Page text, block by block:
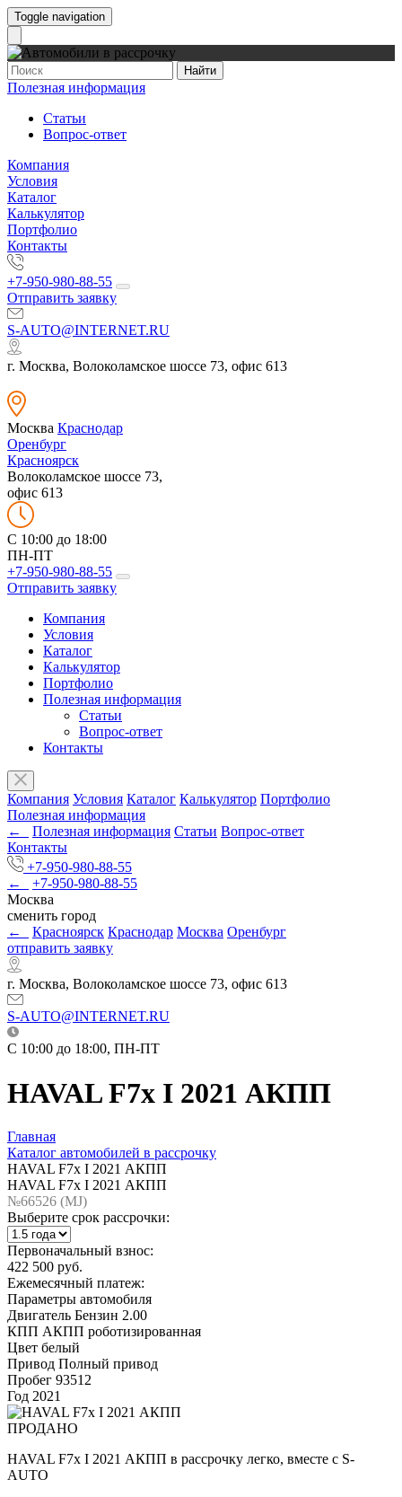
Toggle navigation
Найти
Полезная информация
Статьи
Вопрос-ответ
Компания
Условия
Каталог
Калькулятор
Портфолио
Контакты
+7-950-980-88-55
Отправить заявку
S-AUTO@INTERNET.RU
г. Москва, Волоколамское шоссе 73, офис 613
Москва Краснодар
Оренбург
Красноярск
Волоколамское шоссе 73,
офис 613
C 10:00 до 18:00
ПН-ПТ
+7-950-980-88-55
Отправить заявку
Компания
Условия
Каталог
Калькулятор
Портфолио
Полезная информация
Статьи
Вопрос-ответ
Контакты
Компания Условия Каталог Калькулятор Портфолио
Полезная информация
←
Полезная информация Статьи Вопрос-ответ
Контакты
+7-950-980-88-55
←
+7-950-980-88-55
Москва
сменить город
←
Красноярск Краснодар Москва Оренбург
отправить заявку
г. Москва, Волоколамское шоссе 73, офис 613
S-AUTO@INTERNET.RU
C 10:00 до 18:00, ПН-ПТ
HAVAL F7x I 2021 АКПП
Главная
Каталог автомобилей в рассрочку
HAVAL F7x I 2021 АКПП
HAVAL F7x I 2021 АКПП
№66526 (МJ)
Выберите срок рассрочки:
Первоначальный взнос:
422 500 руб.
Ежемесячный платеж:
Параметры автомобиля
Двигатель Бензин 2.00
КПП АКПП роботизированная
Цвет белый
Привод Полный привод
Пробег 93512
Год 2021
ПРОДАНО
HAVAL F7x I 2021 АКПП в рассрочку легко, вместе с S-
AUTO